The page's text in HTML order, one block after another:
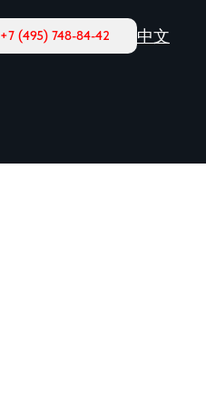
+7 (495) 748-84-42 中文